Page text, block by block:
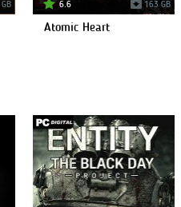
6.6 163 GB
Atomic Heart